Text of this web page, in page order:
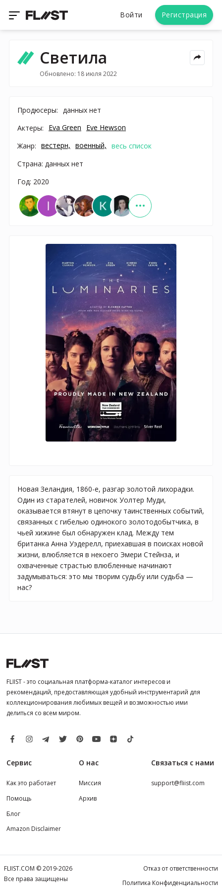
Войти Регистрация
Светила
Обновлено: 18 июля 2022
Продюсеры:
данных нет
Актеры:
Eva Green
Eve Hewson
Жанр: вестерн, военный, весь список
Страна: данных нет
Год: 2020
Новая Зеландия, 1860-е, разгар золотой лихорадки.
Один из старателей, новичок Уолтер Муди,
оказывается втянут в цепочку таинственных событий,
связанных с гибелью одинокого золотодобытчика, в
чьей хижине был обнаружен клад. Между тем
британка Анна Уэдерелл, приехавшая в поисках новой
жизни, влюбляется в некоего Эмери Стейнза, и
охваченные страстью влюбленные начинают
задумываться: это мы творим судьбу или судьба —
нас?
FLIIST - это социальная платформа-каталог интересов и
рекомендаций, предоставляющая удобный инструментарий для
коллекционирования любимых вещей и возможностью ими
делиться со всем миром.
Сервис
Как это работает
Помощь
Блог
Amazon Disclaimer
О нас
Миссия
Архив
Связаться с нами
support@fliist.com
FLIIST.COM © 2019-2026
Все права защищены
Отказ от ответственности
Политика Конфиденциальности